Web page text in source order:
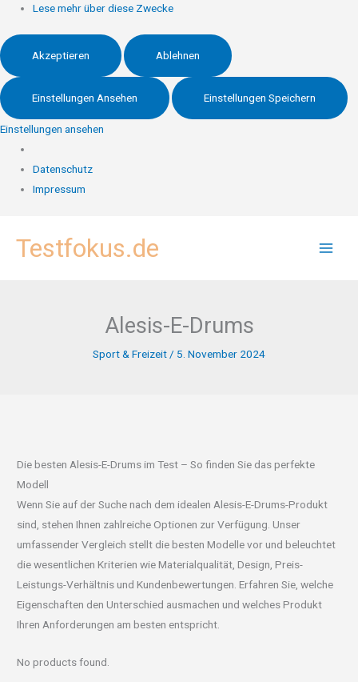
Lese mehr über diese Zwecke
Akzeptieren Ablehnen
Einstellungen Ansehen Einstellungen Speichern
Einstellungen ansehen
Datenschutz
Impressum
InhaltTestfokus.de
Alesis-E-Drums
Sport & Freizeit / 5. November 2024
Die besten Alesis-E-Drums im Test – So finden Sie das perfekte
Modell
Wenn Sie auf der Suche nach dem idealen Alesis-E-Drums-Produkt
sind, stehen Ihnen zahlreiche Optionen zur Verfügung. Unser
umfassender Vergleich stellt die besten Modelle vor und beleuchtet
die wesentlichen Kriterien wie Materialqualität, Design, Preis-
Leistungs-Verhältnis und Kundenbewertungen. Erfahren Sie, welche
Eigenschaften den Unterschied ausmachen und welches Produkt
Ihren Anforderungen am besten entspricht.
No products found.